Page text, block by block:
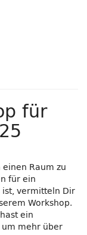
für
Raum zu
für ein
ist, vermitteln Dir
Workshop.
ein
um mehr über